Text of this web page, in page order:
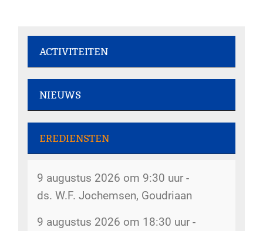
ACTIVITEITEN
Rommelmarkt - 7 augustus 2026
Dorpsstraat 207
Rommelmarkt - 8 augustus 2026
Dorpsstraat 207
De kerk is open - 8 augustus 2026
kerk
Rommelmarkt - 12 augustus 2026
NIEUWS
Gemeenteweekend - 31 juli 2026
2026
Inventarisatie bijbelkringen - 29 juli
2026
EREDIENSTEN
9 augustus 2026 om 9:30 uur -
ds. W.F. Jochemsen, Goudriaan
9 augustus 2026 om 18:30 uur -